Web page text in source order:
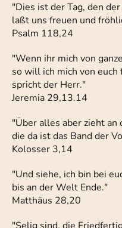
"Dies ist der Tag, den
laßt uns freuen und
Psalm 118,24
"Wenn ihr mich von
so will ich mich von euch
spricht der Herr."
Jeremia 29,13.14
"Über alles aber zieht an
die da ist das Band der
Kolosser 3,14
"Und siehe, ich bin bei
bis an der Welt Ende."
Matthäus 28,20